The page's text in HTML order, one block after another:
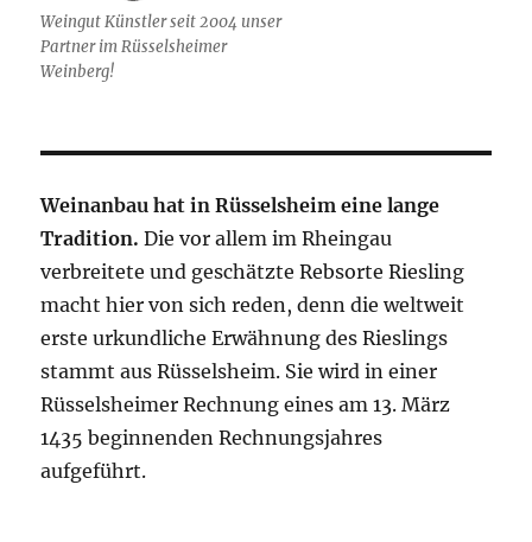
Weingut Künstler seit 2004 unser
Partner im Rüsselsheimer
Weinberg!
Weinanbau hat in Rüsselsheim eine lange
Tradition.Die vor allem im Rheingau
verbreitete und geschätzte Rebsorte Riesling
macht hier von sich reden, denn die weltweit
erste urkundliche Erwähnung des Rieslings
stammt aus Rüsselsheim. Sie wird in einer
Rüsselsheimer Rechnung eines am 13. März
1435 beginnenden Rechnungsjahres
aufgeführt.